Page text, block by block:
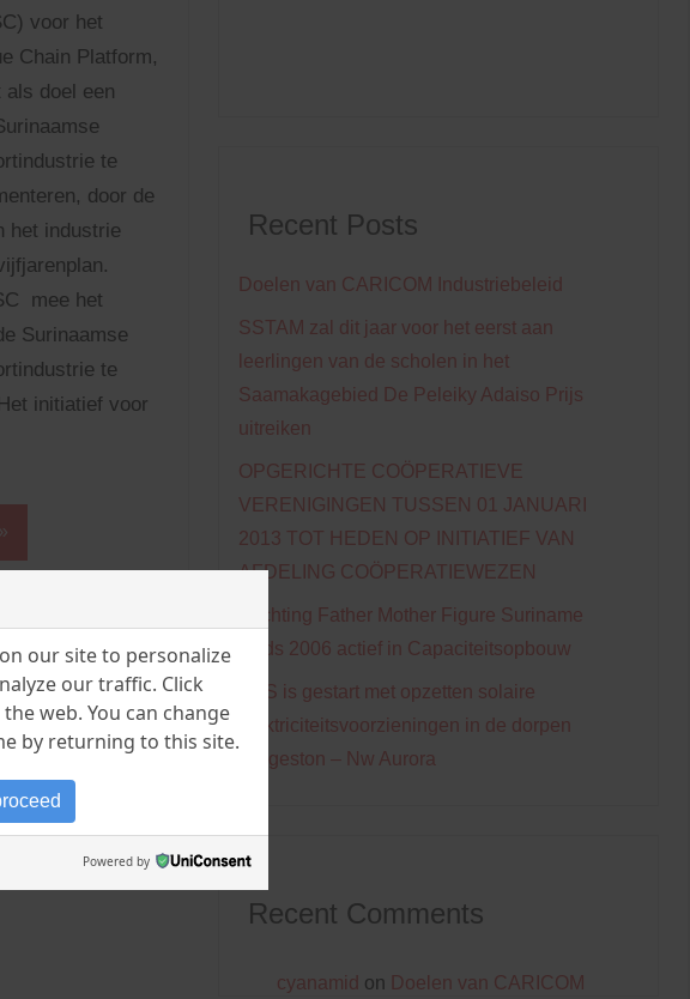
voor het
Chain Platform,
als doel een
te
door de
het industrie
mee het
Surinaamse
te
initiatief voor
Recent Posts
Doelen van CARICOM Industriebeleid
SSTAM zal dit jaar voor het eerst aan
leerlingen van de scholen in het
Saamakagebied De Peleiky Adaiso Prijs
uitreiken
OPGERICHTE COÖPERATIEVE
VERENIGINGEN TUSSEN 01 JANUARI
2013 TOT HEDEN OP INITIATIEF VAN
AFDELING COÖPERATIEWEZEN
Stichting Father Mother Figure Suriname
sinds 2006 actief in Capaciteitsopbouw
EBS is gestart met opzetten solaire
elektriciteitsvoorzieningen in de dorpen
Gingeston – Nw Aurora
Recent Comments
cyanamid on Doelen van CARICOM
our site to personalize
our traffic. Click
web. You can change
by returning to this site.
Powered by